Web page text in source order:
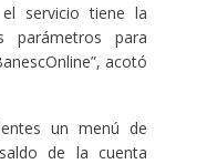
servicio tiene la
parámetros para
acotó
un menú de
de la cuenta